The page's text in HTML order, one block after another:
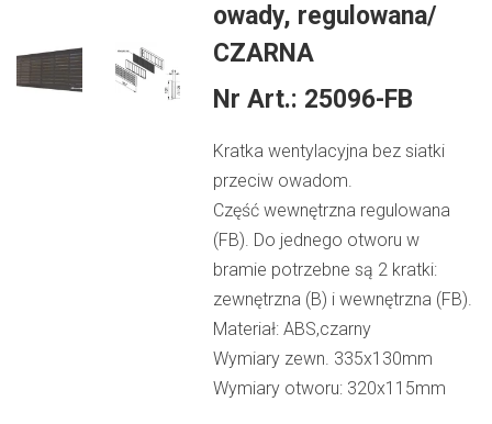
owady, regulowana/
CZARNA
Nr Art.: 25096-FB
Kratka wentylacyjna bez siatki
przeciw owadom.
Część wewnętrzna regulowana
(FB). Do jednego otworu w
bramie potrzebne są 2 kratki:
zewnętrzna (B) i wewnętrzna (FB).
Materiał: ABS,czarny
Wymiary zewn. 335x130mm
Wymiary otworu: 320x115mm